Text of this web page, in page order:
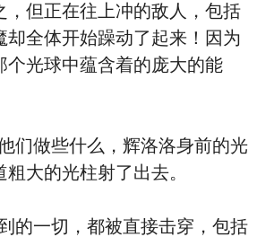
，但正在往上冲的敌人，包括
却全体开始躁动了起来！因为
个光球中蕴含着的庞大的能
做些什么，辉洛洛身前的光
大的光柱射了出去。
一切，都被直接击穿，包括